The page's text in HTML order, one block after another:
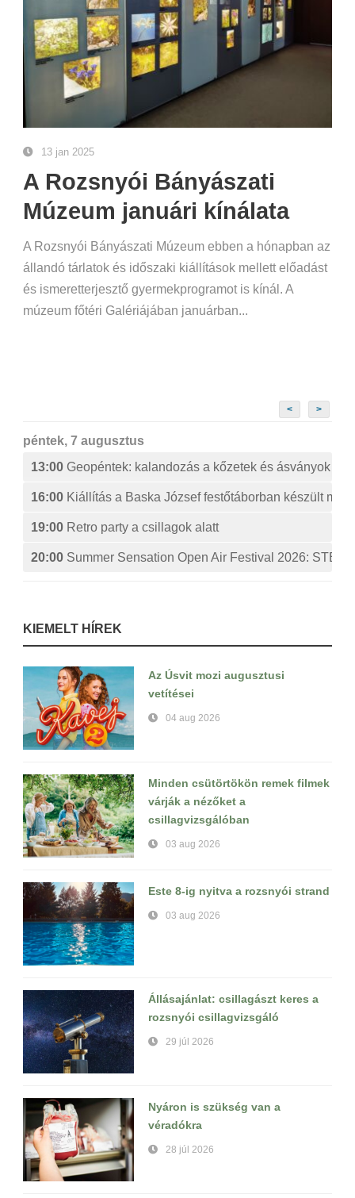
13 jan 2025
A Rozsnyói Bányászati
Múzeum januári kínálata
A Rozsnyói Bányászati Múzeum ebben a hónapban az
állandó tárlatok és időszaki kiállítások mellett előadást
és ismeretterjesztő gyermekprogramot is kínál. A
múzeum főtéri Galériájában januárban...
< >
péntek, 7 augusztus
13:00 Geopéntek: kalandozás a kőzetek és ásványok
16:00 Kiállítás a Baska József festőtáborban készült
19:00 Retro party a csillagok alatt
20:00 Summer Sensation Open Air Festival 2026:
KIEMELT HÍREK
Az Úsvit mozi augusztusi
vetítései
04 aug 2026
Minden csütörtökön remek filmek
várják a nézőket a
csillagvizsgálóban
03 aug 2026
Este 8-ig nyitva a rozsnyói strand
03 aug 2026
Állásajánlat: csillagászt keres a
rozsnyói csillagvizsgáló
29 júl 2026
Nyáron is szükség van a
véradókra
28 júl 2026